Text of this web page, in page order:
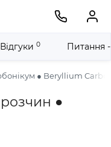
● Beryllium
●
Відгуки 0 Питання